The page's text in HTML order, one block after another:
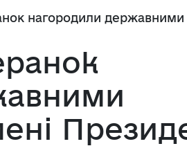
нагородили державними